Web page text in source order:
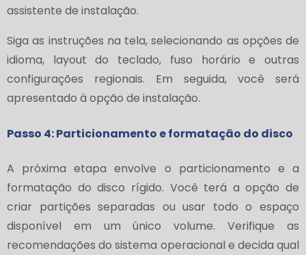
assistente de instalação.
Siga as instruções na tela, selecionando as opções de
idioma, layout do teclado, fuso horário e outras
configurações regionais. Em seguida, você será
apresentado à opção de instalação.
Passo 4: Particionamento e formatação do disco
A próxima etapa envolve o particionamento e a
formatação do disco rígido. Você terá a opção de
criar partições separadas ou usar todo o espaço
disponível em um único volume. Verifique as
recomendações do sistema operacional e decida qual